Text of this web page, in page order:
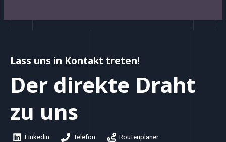
Lass uns in Kontakt treten!
Der direkte Draht
zu uns
Linkedin Telefon Routenplaner